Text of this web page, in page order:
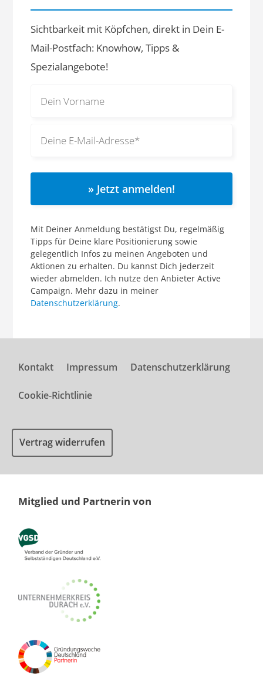
Sichtbarkeit mit Köpfchen, direkt in Dein E-
Mail-Postfach: Knowhow, Tipps &
Spezialangebote!
» Jetzt anmelden!
Mit Deiner Anmeldung bestätigst Du, regelmäßig
Tipps für Deine klare Positionierung sowie
gelegentlich Infos zu meinen Angeboten und
Aktionen zu erhalten. Du kannst Dich jederzeit
wieder abmelden. Ich nutze den Anbieter Active
Campaign. Mehr dazu in meiner
Datenschutzerklärung.
Kontakt Impressum Datenschutzerklärung
Cookie-Richtlinie
Vertrag widerrufen
Mitglied und Partnerin von